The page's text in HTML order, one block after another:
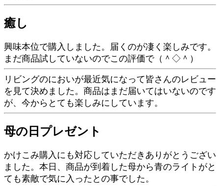
癒し
興味本位で購入しました。届くのが凄く楽しみです。
まだ商品試していないのでこの評価で（＾◇＾）
リビングのにおいが最近気になって皆さんのレビュー
を見て決めました。商品はまだ届いてはいないのです
が、今からとても楽しみにしています。
母の日プレゼント
かけこみ購入にも対応していただきありがとうござい
ました。本日、商品が到着した母から青のライトがと
ても素敵で気に入ったとの事でした。